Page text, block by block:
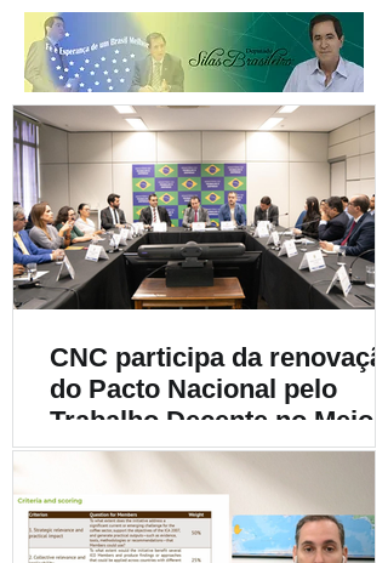
CNC participa da renovação
do Pacto Nacional pelo
Trabalho Decente no Meio
Rural e destaca a
importância da
sustentabilidade social na
cafeicultura